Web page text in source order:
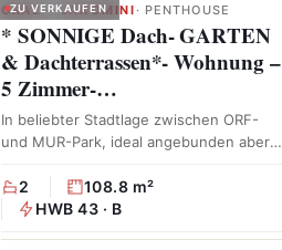
ZU VERKAUFEN
GRAZ – JAKOMINI · PENTHOUSE
* SONNIGE Dach- GARTEN
& Dachterrassen*- Wohnung –
5 Zimmer-…
In beliebter Stadtlage zwischen ORF-
und MUR-Park, ideal angebunden aber
2
108.8 m²
HWB 43 · B